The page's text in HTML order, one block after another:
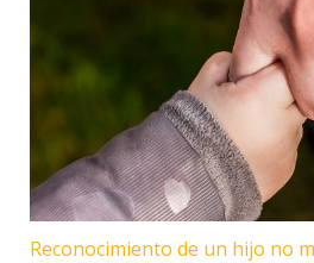
Reconocimiento de un hijo no